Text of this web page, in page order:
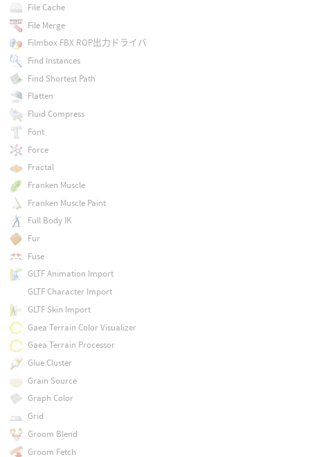
File Cache
File Merge
Filmbox FBX ROP出力ドライバ
Find Instances
Find Shortest Path
Flatten
Fluid Compress
Font
Force
Fractal
Franken Muscle
Franken Muscle Paint
Full Body IK
Fur
Fuse
GLTF Animation Import
GLTF Character Import
GLTF Skin Import
Gaea Terrain Color Visualizer
Gaea Terrain Processor
Glue Cluster
Grain Source
Graph Color
Grid
Groom Blend
Groom Fetch